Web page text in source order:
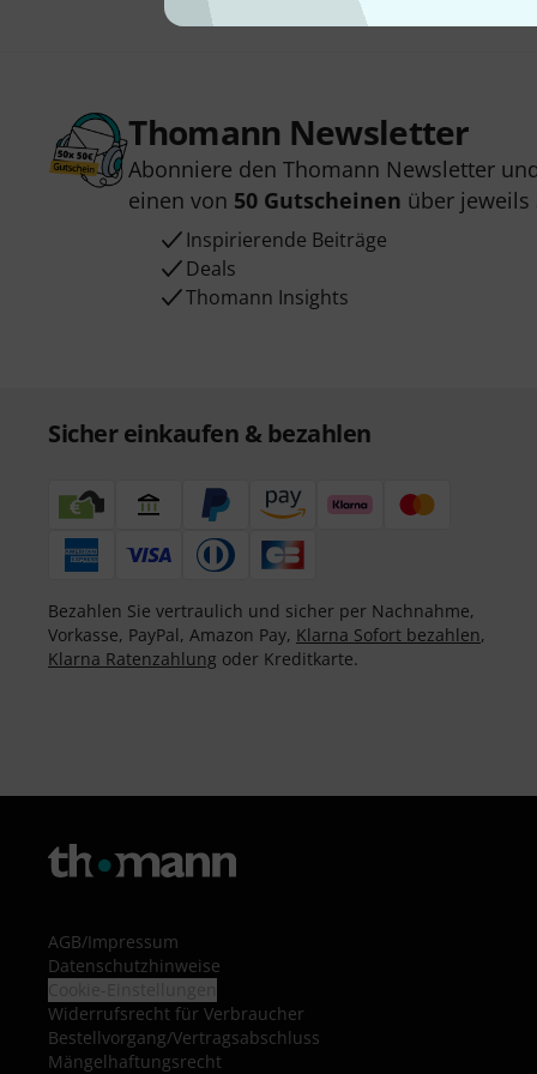
Thomann Newsletter
Abonniere den Thomann Newsletter
einen von 50 Gutscheinen über jeweils
Inspirierende Beiträge
Deals
Thomann Insights
Sicher einkaufen & bezahlen
Bezahlen Sie vertraulich und sicher per Nachnahme,
Vorkasse, PayPal, Amazon Pay, Klarna Sofort bezahlen,
Klarna Ratenzahlung oder Kreditkarte.
AGB/Impressum
Datenschutzhinweise
Widerrufsrecht für Verbraucher
Bestellvorgang/Vertragsabschluss
Mängelhaftungsrecht